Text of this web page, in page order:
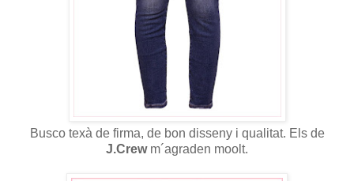
Busco texà de firma, de bon disseny i qualitat. Els de
J.Crewm´agraden moolt.